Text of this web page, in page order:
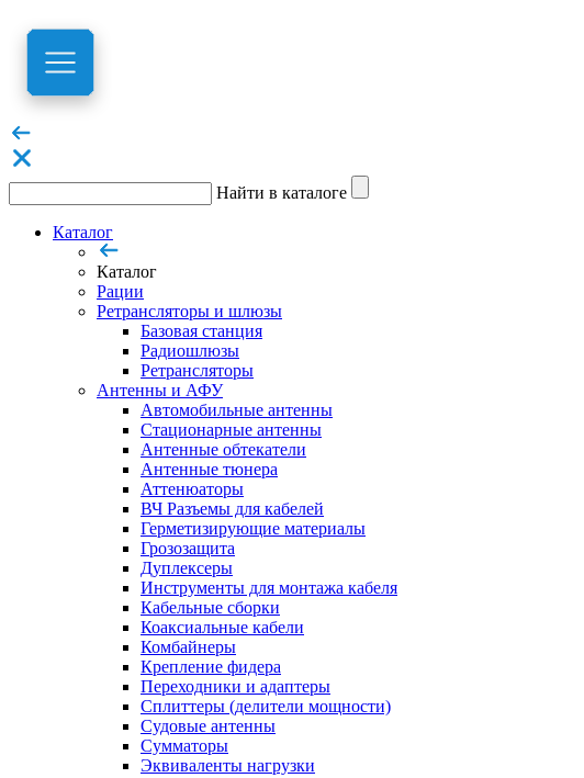
Найти в каталоге
Каталог
Каталог
Рации
Ретрансляторы и шлюзы
Базовая станция
Радиошлюзы
Ретрансляторы
Антенны и АФУ
Автомобильные антенны
Стационарные антенны
Антенные обтекатели
Антенные тюнера
Аттенюаторы
ВЧ Разъемы для кабелей
Герметизирующие материалы
Грозозащита
Дуплексеры
Инструменты для монтажа кабеля
Кабельные сборки
Коаксиальные кабели
Комбайнеры
Крепление фидера
Переходники и адаптеры
Сплиттеры (делители мощности)
Судовые антенны
Сумматоры
Эквиваленты нагрузки